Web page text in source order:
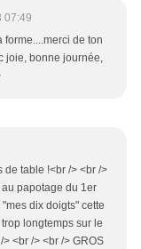
07:49
forme....merci de ton
joie, bonne journée,
de table !<br /> <br />
papotage du 1er
dix doigts" cette
longtemps sur le
<br /> <br /> GROS